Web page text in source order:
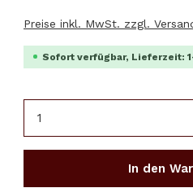
Preise inkl. MwSt. zzgl.
Sofort verfügbar, Lieferzeit:
In den